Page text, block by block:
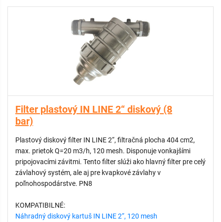
Filter plastový IN LINE 2“ diskový (8
bar)
Plastový diskový filter IN LINE 2“, filtračná plocha 404 cm2,
max. prietok Q=20 m3/h, 120 mesh. Disponuje vonkajšími
pripojovacími závitmi. Tento filter slúži ako hlavný filter pre celý
závlahový systém, ale aj pre kvapkové závlahy v
poľnohospodárstve. PN8
KOMPATIBILNÉ:
Náhradný diskový kartuš IN LINE 2“, 120 mesh